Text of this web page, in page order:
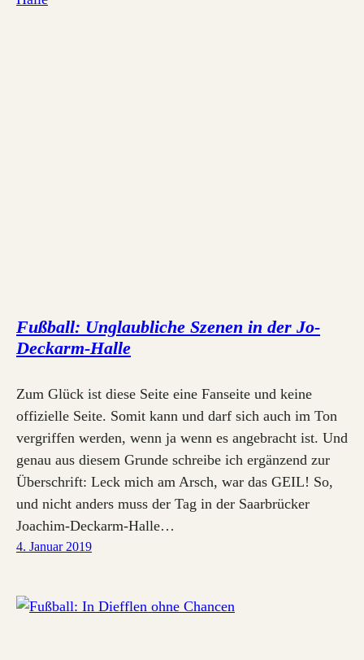
Fußball: Unglaubliche Szenen in der Jo-
Deckarm-Halle
Zum Glück ist diese Seite eine Fanseite und keine
offizielle Seite. Somit kann und darf sich auch im Ton
vergriffen werden, wenn ja wenn es angebracht ist. Und
genau aus diesem Grunde schreibe ich ergänzend zur
Überschrift: Leck mich am Arsch, war das GEIL! So,
und nicht anders muss der Tag in der Saarbrücker
Joachim-Deckarm-Halle…
4. Januar 2019